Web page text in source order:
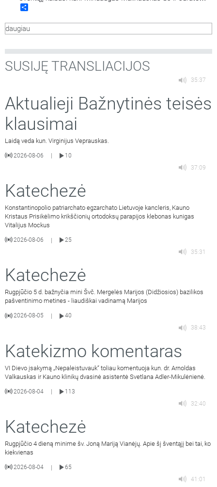
Bieliauskaitė.
daugiau
SUSIJĘ TRANSLIACIJOS
35:37
Aktualieji Bažnytinės teisės
klausimai
Laidą veda kun. Virginijus Veprauskas.
2026-08-06
10
37:09
Katechezė
Konstantinopolio patriarchato egzarchato Lietuvoje kancleris, Kauno
Kristaus Prisikėlimo krikščionių ortodoksų parapijos klebonas kunigas
Vitalijus Mockus
2026-08-06 |
25
35:31
Katechezė
Rugpjūčio 5 d. bažnyčia mini Švč. Mergelės Marijos (Didžiosios) bazilikos
pašventinimo metines - liaudiškai vadinamą Marijos
2026-08-05
40
38:43
Katekizmo komentaras
VI Dievo įsakymą „Nepaleistuvauk“ toliau komentuoja kun. dr. Arnoldas
Valkauskas ir Kauno klinikų dvasinė asistentė Svetlana Adler-Mikulėnienė.
2026-08-04
113
32:40
Katechezė
Rugpjūčio 4 dieną minime šv. Joną Mariją Vianėjų. Apie šį šventąjį bei tai, ko
kiekvienas
2026-08-04 |
65
41:01